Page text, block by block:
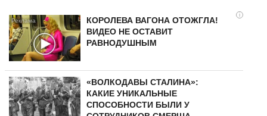
i
КОРОЛЕВА ВАГОНА ОТОЖГЛА!
ВИДЕО НЕ ОСТАВИТ
РАВНОДУШНЫМ
«ВОЛКОДАВЫ СТАЛИНА»:
КАКИЕ УНИКАЛЬНЫЕ
СПОСОБНОСТИ БЫЛИ У